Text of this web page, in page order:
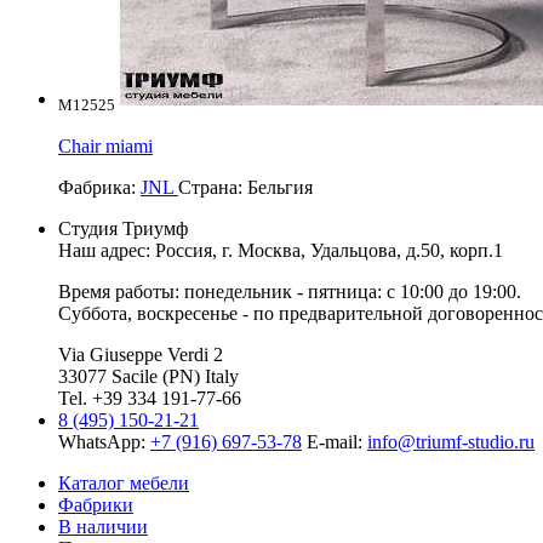
M12525
Chair miami
Фабрика: JNL Страна: Бельгия
Студия Триумф
Наш адрес: Россия, г. Москва, Удальцова, д.50, корп.1
Время работы: понедельник - пятница: с 10:00 до 19:00.
Суббота, воскресенье - по предварительной
Via Giuseppe Verdi 2
33077 Sacile (PN) Italy
Tel. +39 334 191-77-66
8 (495) 150-21-21
WhatsApp: +7 (916) 697-53-78 E-mail: info@triumf-studio.ru
Каталог мебели
Фабрики
В наличии